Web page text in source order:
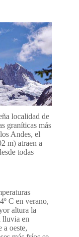
localidad de
graníticas más
Andes, el
m) atraen a
todas
C en verano,
altura la
lluvia en
a oeste,